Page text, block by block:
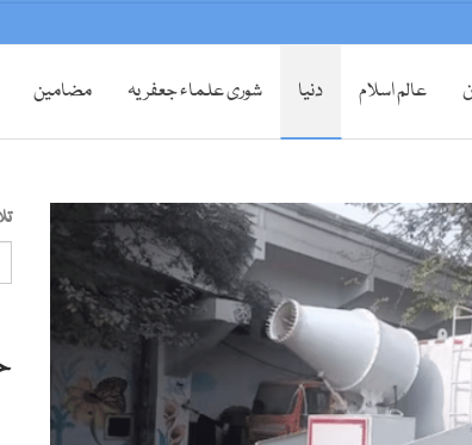
عالم اسلام دنیا شوری علماء جعفریہ مضامین